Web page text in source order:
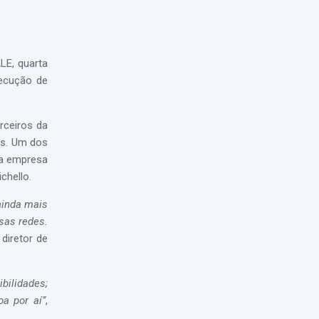
quarta
de
da
Um dos
empresa
mais
redes.
de
por aí”,